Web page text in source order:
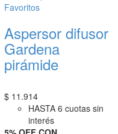
Favoritos
Aspersor difusor
Gardena
pirámide
$ 11.914
HASTA 6 cuotas sin
interés